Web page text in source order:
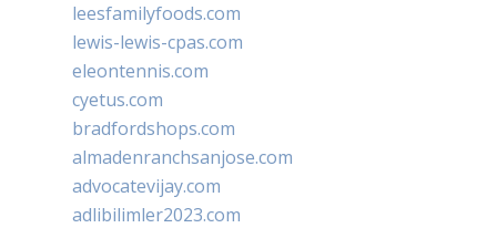
leesfamilyfoods.com
lewis-lewis-cpas.com
eleontennis.com
cyetus.com
bradfordshops.com
almadenranchsanjose.com
advocatevijay.com
adlibilimler2023.com